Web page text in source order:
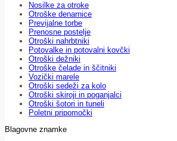
Nosilke za otroke
Otroške denarnice
Previjalne torbe
Prenosne postelje
Otroški nahrbtniki
Potovalke in potovalni kovčki
Otroški dežniki
Otroške čelade in ščitniki
Vozički marele
Otroški sedeži za kolo
Otroški skiroji in poganjalci
Otroški šotori in tuneli
Poletni pripomočki
Blagovne znamke